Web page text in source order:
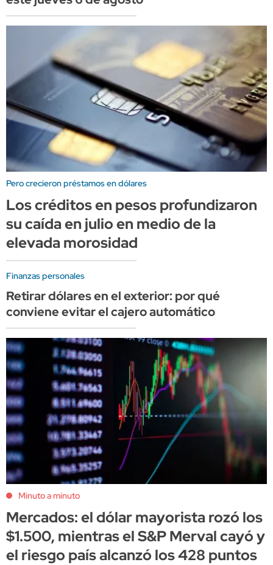
Pero crecieron préstamos en dólares
Los créditos en pesos profundizaron
su caída en julio en medio de la
elevada morosidad
Finanzas personales
Retirar dólares en el exterior: por qué
conviene evitar el cajero automático
Minuto a minuto
Mercados: el dólar mayorista rozó los
$1.500, mientras el S&P Merval cayó y
el riesgo país alcanzó los 428 puntos